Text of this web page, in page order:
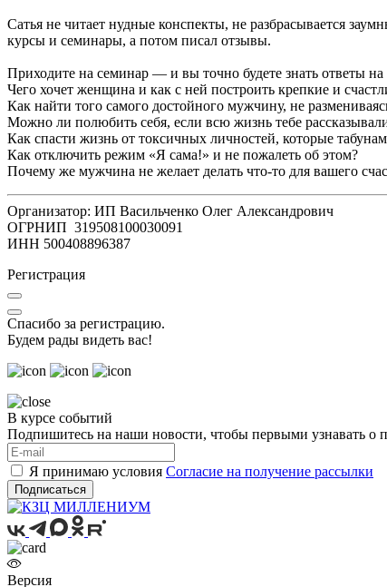
Сатья не читает нудные конспекты, не разбрасывается
курсы и семинары, а потом писал отзывы.
Приходите на семинар — и вы точно будете знать ответы
Чего хочет женщина и как с ней построить крепкие и
Как найти того самого достойного мужчину, не
Можно ли полюбить себя, если всю жизнь тебе
Как спасти жизнь от токсичных личностей, которые
Как отключить режим «Я сама!» и не пожалеть об этом?
Почему же мужчина не желает делать что-то для вашего
Организатор: ИП Васильченко Олег Александрович
ОГРНИП 319508100030091
ИНН 500408896387
Регистрация
Спасибо за регистрацию.
Будем рады видеть вас!
В курсе событий
Подпишитесь на наши новости, чтобы первыми узнавать о
Я принимаю условия Согласие на получение рассылки
Подписаться
Версия